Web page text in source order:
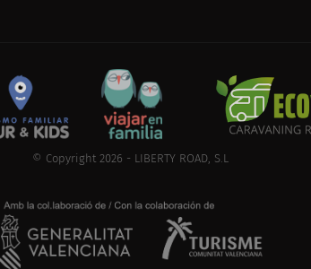
© Copyright 2026 - LIBERTY ROAD, S.L